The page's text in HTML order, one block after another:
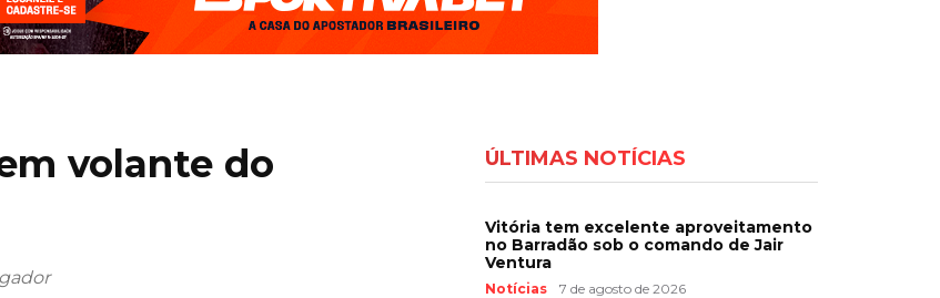
volante do
ÚLTIMAS NOTÍCIAS
Vitória tem excelente aproveitamento
no Barradão sob o comando de Jair
Ventura
Notícias 7 de agosto de 2026